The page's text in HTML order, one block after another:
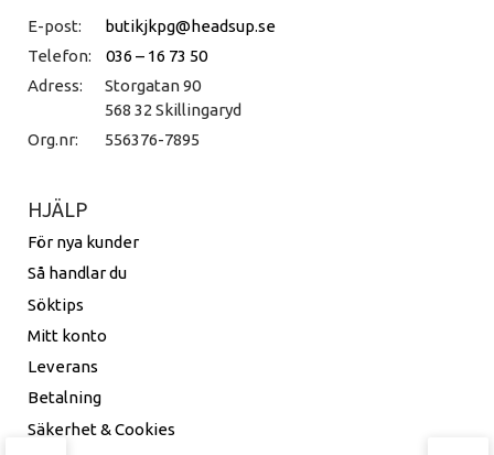
E-post:
butikjkpg@headsup.se
Telefon:
036 – 16 73 50
Adress:
Storgatan 90
568 32 Skillingaryd
Org.nr:
556376-7895
HJÄLP
För nya kunder
Så handlar du
Söktips
Mitt konto
Leverans
Betalning
Säkerhet & Cookies